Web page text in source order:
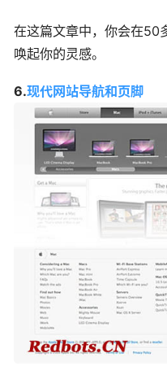
在这篇文章中，你会在50
唤起你的灵感。
6.现代网站导航和页脚